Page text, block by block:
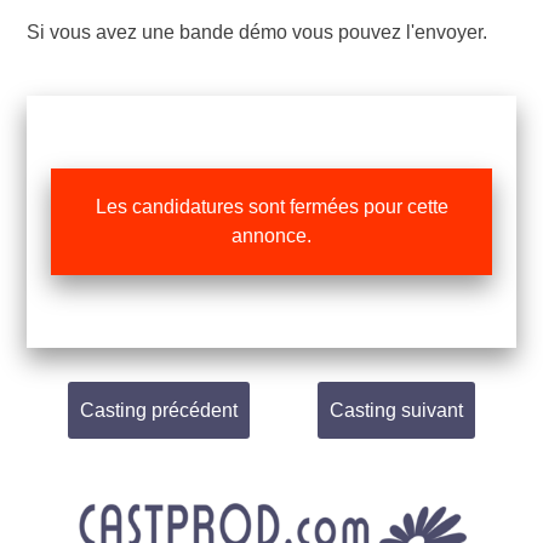
Si vous avez une bande démo vous pouvez l'envoyer.
Les candidatures sont fermées pour cette
annonce.
Casting précédent Casting suivant